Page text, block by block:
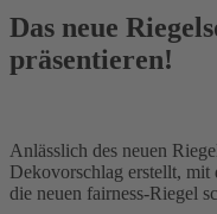
Das neue
präsentieren!
Anlässlich des neuen
Dekovorschlag erstellt, mit
die neuen fairness-Riegel